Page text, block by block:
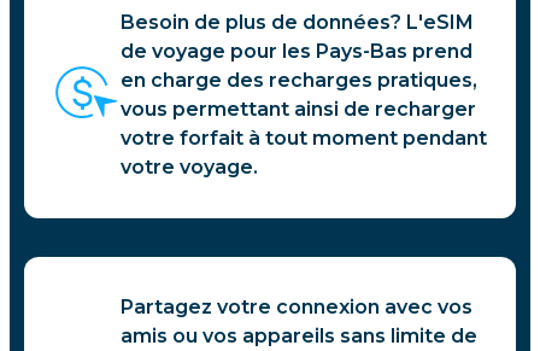
Besoin de plus de données? L'eSIM
de voyage pour les Pays-Bas prend
en charge des recharges pratiques,
vous permettant ainsi de recharger
votre forfait à tout moment pendant
votre voyage.
Partagez votre connexion avec vos
amis ou vos appareils sans limite de